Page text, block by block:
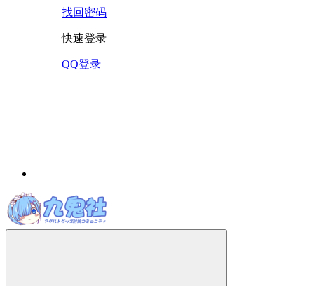
找回密码
快速登录
QQ登录